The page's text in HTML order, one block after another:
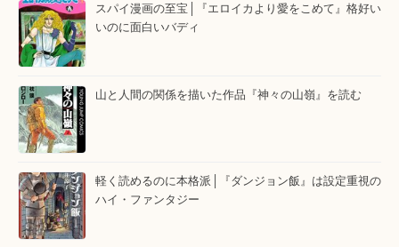
スパイ漫画の至宝│『エロイカより愛をこめて』格好い
いのに面白いバディ
山と人間の関係を描いた作品『神々の山嶺』を読む
軽く読めるのに本格派│『ダンジョン飯』は設定重視の
ハイ・ファンタジー